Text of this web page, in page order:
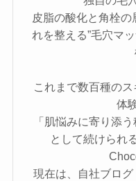
皮脂の酸化と角栓の
れを整える”毛穴マ
これまで数百種の
体
「肌悩みに寄り添
として続けられ
現在は、自社ブロ